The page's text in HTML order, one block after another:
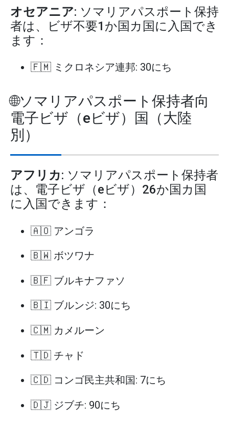
オセアニア: ソマリアパスポート保持
者は、ビザ不要1か国カ国に入国でき
ます：
🇫🇲 ミクロネシア連邦: 30にち
🌐ソマリアパスポート保持者向
電子ビザ（eビザ）国（大陸
別）
アフリカ: ソマリアパスポート保持者
は、電子ビザ（eビザ）26か国カ国
に入国できます：
🇦🇴 アンゴラ
🇧🇼 ボツワナ
🇧🇫 ブルキナファソ
🇧🇮 ブルンジ: 30にち
🇨🇲 カメルーン
🇹🇩 チャド
🇨🇩 コンゴ民主共和国: 7にち
🇩🇯 ジブチ: 90にち